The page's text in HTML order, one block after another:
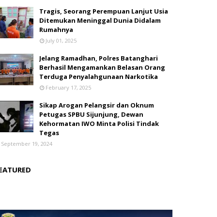
Tragis, Seorang Perempuan Lanjut Usia
Ditemukan Meninggal Dunia Didalam
Rumahnya
July 01, 2025
Jelang Ramadhan, Polres Batanghari
Berhasil Mengamankan Belasan Orang
Terduga Penyalahgunaan Narkotika
February 17, 2025
Sikap Arogan Pelangsir dan Oknum
Petugas SPBU Sijunjung, Dewan
Kehormatan IWO Minta Polisi Tindak
Tegas
September 19, 2024